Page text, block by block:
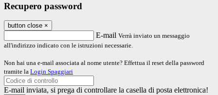
Recupero password
button close ×
E-mail Verrà inviato un messaggio
all'indirizzo indicato con le istruzioni necessarie.
Non hai una e-mail associata al nome utente? Effettua il reset della password
tramite la Login Spaggiari
E-mail inviata, si prega di controllare la casella di posta elettronica!